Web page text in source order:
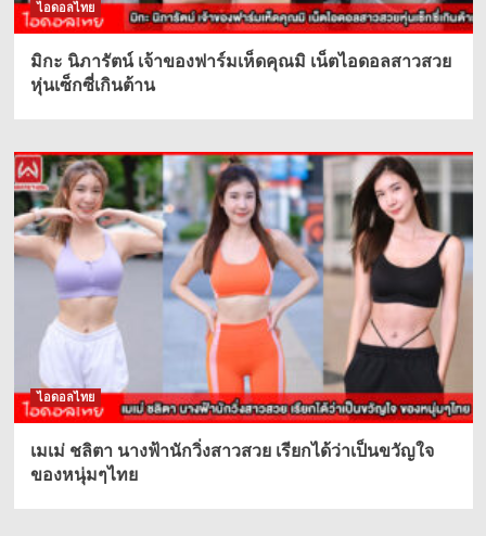
ไอดอลไทย
มิกะ นิภารัตน์ เจ้าของฟาร์มเห็ดคุณมิ เน็ตไอดอลสาวสวย
หุ่นเซ็กซี่เกินต้าน
ไอดอลไทย
เมเม่ ชลิตา นางฟ้านักวิ่งสาวสวย เรียกได้ว่าเป็นขวัญใจ
ของหนุ่มๆไทย